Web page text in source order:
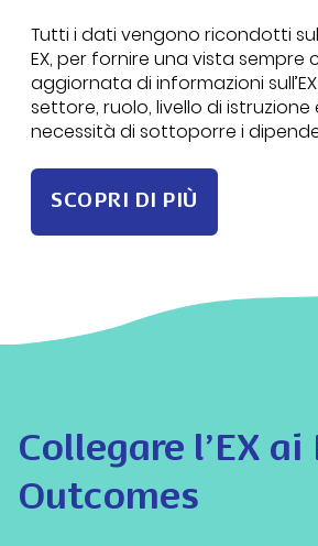
Tutti i dati vengono ricondotti
EX, per fornire una vista sempre
aggiornata di informazioni
settore, ruolo, livello di istruzione
necessità di sottoporre i
SCOPRI DI PIÙ
Collegare l’EX ai
Outcomes